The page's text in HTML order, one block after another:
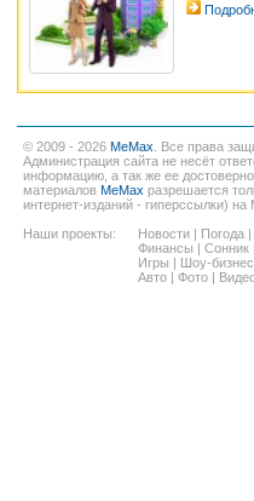
© 2009 - 2026 MeMax . Все права
Администрация сайта не несёт
информацию, а так же ее
материалов MeMax разрешается
интернет-изданий - гиперссылки) на
Наши проекты:
Новости Погода
Финансы
Сонник
Игры
Шоу-бизнес
Авто
Фото